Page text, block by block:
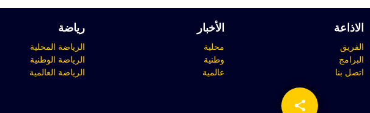
share
email
الاذاعة
الفريق
البرامج
اتصل بنا
الأخبار
محلية
وطنية
عالمية
رياضة
الرياضة المحلية
الرياضة الوطنية
الرياضة العالمية